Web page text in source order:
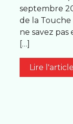
septembre
de la Touche
ne savez
[…]
Lire